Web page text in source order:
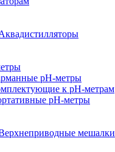
pH-метры
к pH-метрам
pH-метры
мешалки